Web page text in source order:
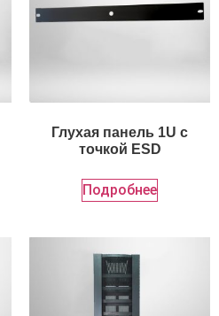
Глухая панель 1U с
точкой ESD
Подробнее